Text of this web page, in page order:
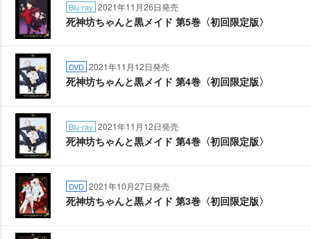
Blu-ray 2021年11月26日発売
死神坊ちゃんと黒メイド 第5巻〈初回限定版〉
DVD 2021年11月12日発売
死神坊ちゃんと黒メイド 第4巻〈初回限定版〉
Blu-ray 2021年11月12日発売
死神坊ちゃんと黒メイド 第4巻〈初回限定版〉
DVD 2021年10月27日発売
死神坊ちゃんと黒メイド 第3巻〈初回限定版〉